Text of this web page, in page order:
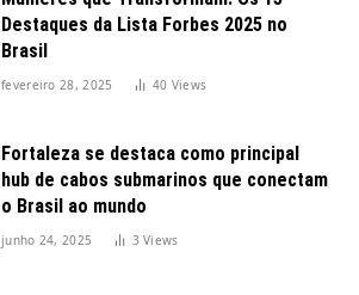
Destaques da Lista Forbes 2025 no
Brasil
fevereiro 28, 2025 40 Views
Fortaleza se destaca como principal
hub de cabos submarinos que conectam
o Brasil ao mundo
junho 24, 2025 3Views